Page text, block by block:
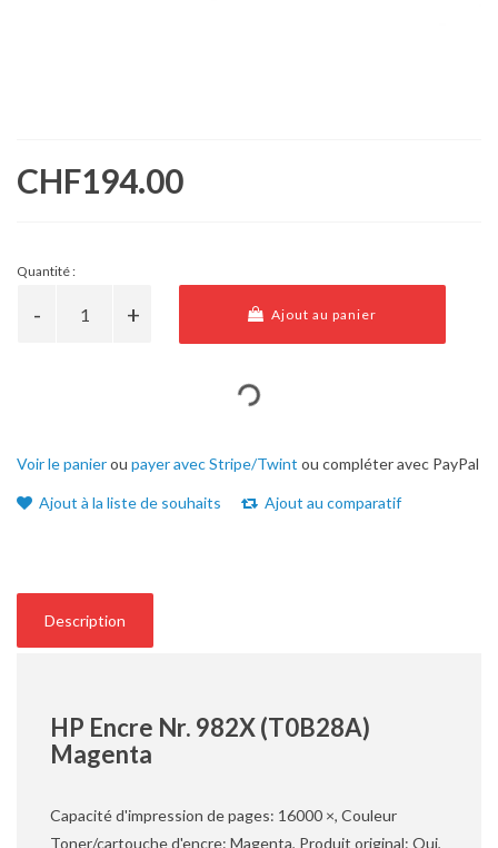
CHF194.00
Quantité :
Ajout au panier
Voir le panierou payer avec Stripe/Twint ou compléter avec PayPal
Ajout à la liste de souhaits Ajout au comparatif
Description
HP Encre Nr. 982X (T0B28A)
Magenta
Capacité d'impression de pages: 16000 ×, Couleur
Toner/cartouche d'encre: Magenta, Produit original: Oui,